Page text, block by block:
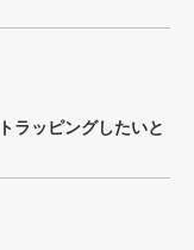
ラッピングしたいと